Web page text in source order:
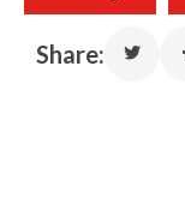
Share: